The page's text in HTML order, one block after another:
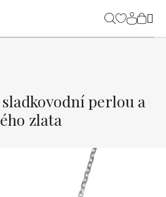
perlou a
zlata